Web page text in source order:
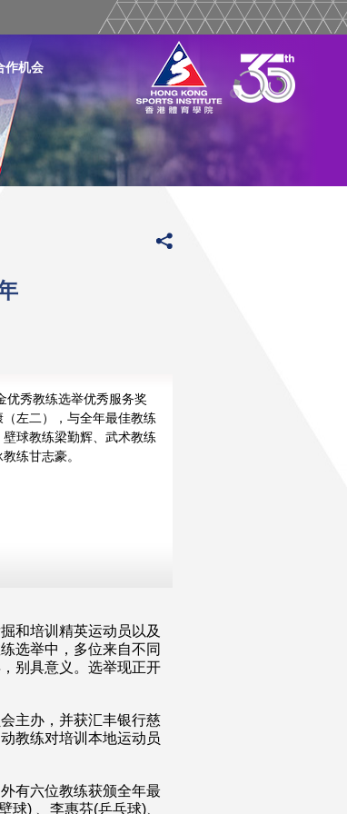
作机会
优秀教练选举优秀服务奖
左二），与全年最佳教练
球教练梁勤辉、武术教练
练甘志豪。
和培训精英运动员以及
选举中，多位来自不同
别具意义。选举现正开
主办，并获汇丰银行慈
教练对培训本地运动员
有六位教练获颁全年最
球) 、李惠芬(乒乓球)、